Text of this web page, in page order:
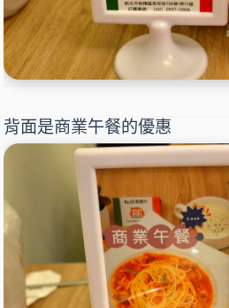
背面是商業午餐的優惠